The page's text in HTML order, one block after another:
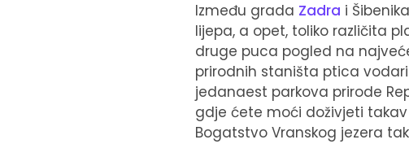
Između grada Zadra i
lijepa, a opet, toliko različita
druge puca pogled na
prirodnih staništa ptica
jedanaest parkova prirode
gdje ćete moći doživjeti
Bogatstvo Vranskog jezera